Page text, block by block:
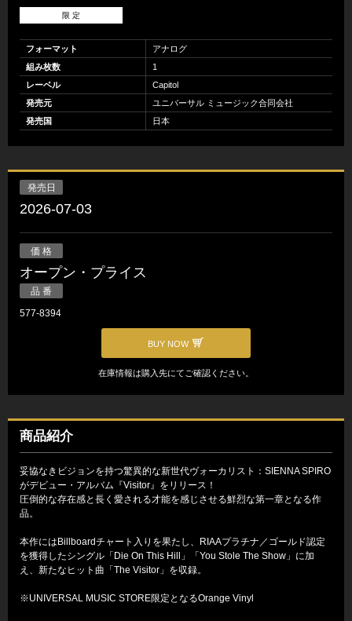
限 定
フォーマット
アナログ
組み枚数
1
レーベル
Capitol
発売元
ユニバーサル ミュージック合同会社
発売国
日本
発売日
2026-07-03
価 格
オープン・プライス
品 番
577-8394
BUY NOW
在庫情報は購入先にてご確認ください。
商品紹介
妥協なきビジョンを持つ驚異的な新世代ヴォーカリスト：SIENNA SPIRO
がデビュー・アルバム『Visitor』をリリース！
圧倒的な存在感と長く愛される才能を感じさせる鮮烈な第一章となる作
品。
本作にはBillboardチャート入りを果たし、RIAAプラチナ／ゴールド認定
を獲得したシングル「Die On This Hill」「You Stole The Show」に加
え、新たなヒット曲「The Visitor」を収録。
※UNIVERSAL MUSIC STORE限定となるOrange Vinyl